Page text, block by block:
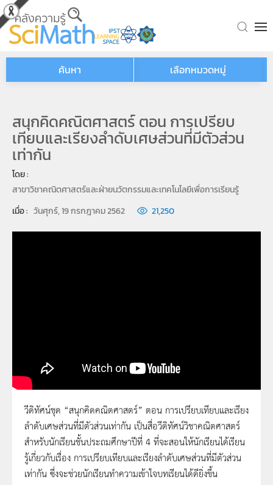
Skip to main content
ค้นหา เลือกหมวดหมู่
สนุกคิดคณิตศาสตร์ ตอน การเปรียบ
เทียบและเรียงลำดับเศษส่วนที่มีตัวส่วน
เท่ากัน
โดย :
สาขาวิชาคณิตศาสตร์และฝ่ายนวัตกรรมและเทคโนโลยีเพื่อการเรียนรู้
เมื่อ : วันศุกร์, 19 กรกฎาคม 2562 21,250
สนุกคิดคณิตศาสตร์ ตอน การเปรียบเทียบและ
เรียงลำดับเศษส่วนที่มีตัวส่วนเท่ากัน
วีดิทัศน์ชุด “สนุกคิดคณิตศาสตร์” ตอน การเปรียบเทียบและเรียง
ลำดับเศษส่วนที่มีตัวส่วนเท่ากัน เป็นสื่อวีดิทัศน์วิชาคณิตศาสตร์
สำหรับนักเรียนชั้นประถมศึกษาปีที่ 4 ที่จะสอนให้นักเรียนได้เรียน
รู้เกี่ยวกับเรื่อง การเปรียบเทียบและเรียงลำดับเศษส่วนที่มีตัวส่วน
เท่ากัน ซึ่งจะช่วยนักเรียนทำความเข้าใจบทเรียนได้ดียิ่งขึ้น